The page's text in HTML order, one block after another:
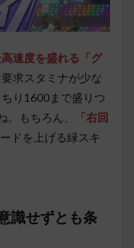
速度を盛れる「グ
求スタミナが少な
り1600まで盛りつ
。もちろん、
「右回
ドを上げる緑スキ
識せずとも条